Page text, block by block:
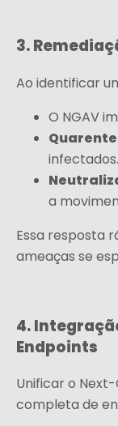
3.
Ao identificar
O NGAV
infectados.
a
Essa resposta
ameaças se
4.
Endpoints
Unificar o
completa de